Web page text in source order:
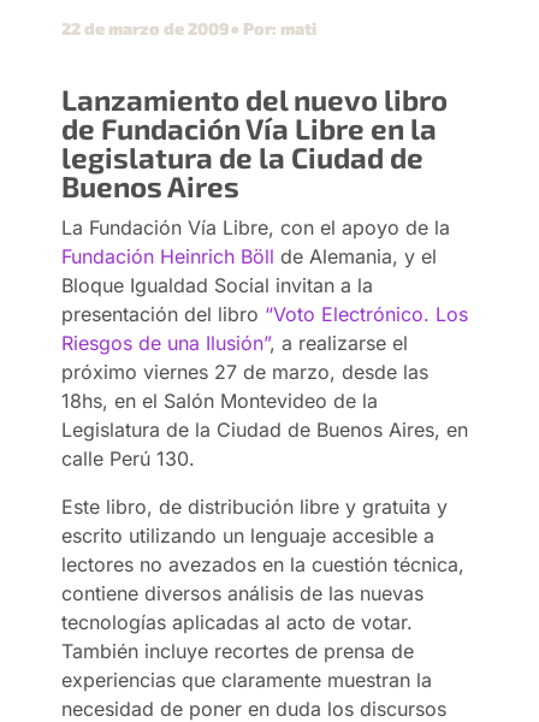
22 de marzo de 2009● Por: mati
Lanzamiento del nuevo libro
de Fundación Vía Libre en la
legislatura de la Ciudad de
Buenos Aires
La Fundación Vía Libre, con el apoyo de la
Fundación Heinrich Böll de Alemania, y el
Bloque Igualdad Social invitan a la
presentación del libro “Voto Electrónico. Los
Riesgos de una Ilusión”, a realizarse el
próximo viernes 27 de marzo, desde las
18hs, en el Salón Montevideo de la
Legislatura de la Ciudad de Buenos Aires, en
calle Perú 130.
Este libro, de distribución libre y gratuita y
escrito utilizando un lenguaje accesible a
lectores no avezados en la cuestión técnica,
contiene diversos análisis de las nuevas
tecnologías aplicadas al acto de votar.
También incluye recortes de prensa de
experiencias que claramente muestran la
necesidad de poner en duda los discursos